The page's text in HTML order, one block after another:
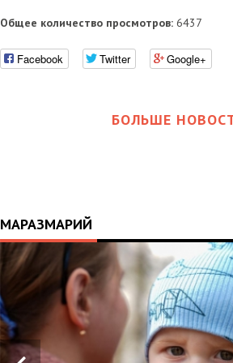
Общее количество просмотров:6437
Facebook Twitter Google+
БОЛЬШЕ
МАРАЗМАРИЙ